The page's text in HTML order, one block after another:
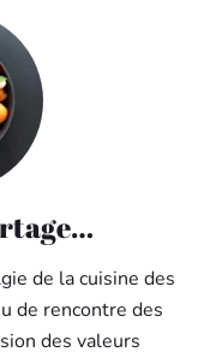
de la cuisine des
de rencontre des
des valeurs